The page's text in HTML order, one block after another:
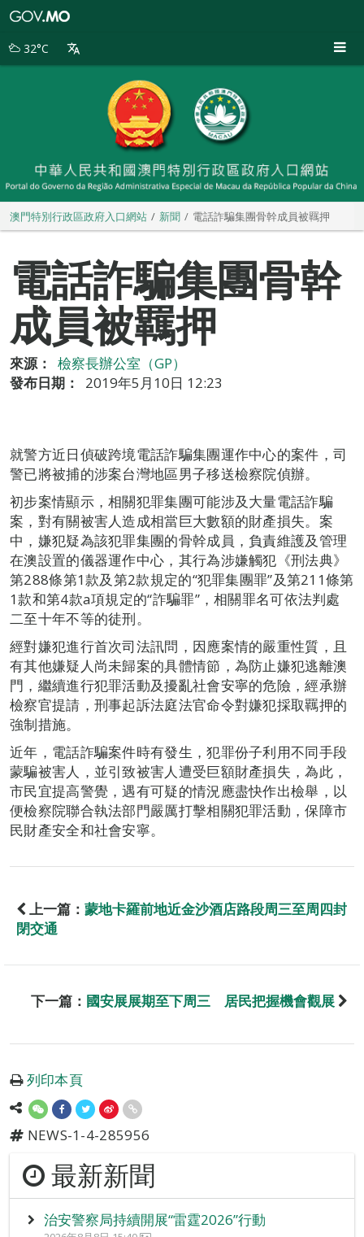
別
32°C
澳門特別行政區政府入口網站 新聞 電話詐騙集團骨幹成員被羈押
電話詐騙集團骨幹
成員被羈押
來源：
檢察長辦公室（GP）
發布日期：
2019年5月10日 12:23
就警方近日偵破跨境電話詐騙集團運作中心的案件，司
警已將被捕的涉案台灣地區男子移送檢察院偵辦。
初步案情顯示，相關犯罪集團可能涉及大量電話詐騙
案，對有關被害人造成相當巨大數額的財產損失。案
中，嫌犯疑為該犯罪集團的骨幹成員，負責維護及管理
在澳設置的儀器運作中心，其行為涉嫌觸犯《刑法典》
第288條第1款及第2款規定的“犯罪集團罪”及第211條第
1款和第4款a項規定的“詐騙罪”，相關罪名可依法判處
二至十年不等的徒刑。
經對嫌犯進行首次司法訊問，因應案情的嚴重性質，且
有其他嫌疑人尚未歸案的具體情節，為防止嫌犯逃離澳
門，繼續進行犯罪活動及擾亂社會安寧的危險，經承辦
檢察官提請，刑事起訴法庭法官命令對嫌犯採取羈押的
強制措施。
近年，電話詐騙案件時有發生，犯罪份子利用不同手段
蒙騙被害人，並引致被害人遭受巨額財產損失，為此，
市民宜提高警覺，遇有可疑的情況應盡快作出檢舉，以
便檢察院聯合執法部門嚴厲打擊相關犯罪活動，保障市
民財產安全和社會安寧。
上一篇： 蒙地卡羅前地近金沙酒店路段周三至周四封
閉交通
下一篇： 國安展展期至下周三 居民把握機會觀展
列印本頁
NEWS-1-4-285956
最新新聞
治安警察局持續開展“雷霆2026”行動